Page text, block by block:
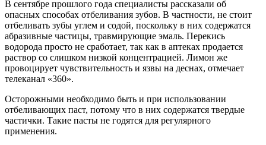
В сентябре прошлого года специалисты рассказали об
опасных способах отбеливания зубов. В частности, не стоит
отбеливать зубы углем и содой, поскольку в них содержатся
абразивные частицы, травмирующие эмаль. Перекись
водорода просто не сработает, так как в аптеках продается
раствор со слишком низкой концентрацией. Лимон же
провоцирует чувствительность и язвы на деснах, отмечает
телеканал «360».
Осторожными необходимо быть и при использовании
отбеливающих паст, потому что в них содержатся твердые
частички. Такие пасты не годятся для регулярного
применения.